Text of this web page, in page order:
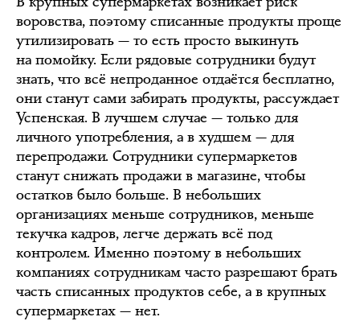
воровства, поэтому списанные продукты проще
утилизировать — то есть просто выкинуть
на помойку. Если рядовые сотрудники будут
знать, что всё непроданное отдаётся бесплатно,
они станут сами забирать продукты, рассуждает
Успенская. В лучшем случае — только для
личного употребления, а в худшем — для
перепродажи. Сотрудники супермаркетов
станут снижать продажи в магазине, чтобы
остатков было больше. В небольших
организациях меньше сотрудников, меньше
текучка кадров, легче держать всё под
контролем. Именно поэтому в небольших
компаниях сотрудникам часто разрешают брать
часть списанных продуктов себе, а в крупных
супермаркетах — нет.